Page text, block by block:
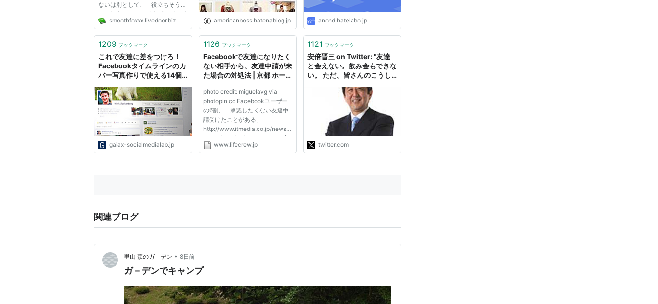
ないは別として、「役立ちそうな
らご紹介する」のが当ブログのポ
リシーでございます。 アマゾン
は、たった90秒で、クライアン
が経...
smoothfoxxx.livedoor.biz americanboss.hatenablog.jp anond.hatelabo.jp
1209 ブックマーク
これで友達に差をつけろ！
Facebookタイムラインのカ
バー写真作りで使える14個
株式会社ガイアックス
gaiax-socialmedialab.jp
1126 ブックマーク
Facebookで友達になりたく
ない相手から、友達申請が来
た場合の対処法 | 京都 ホーム
イフクルー
photo credit: miguelavg via
photopin cc Facebookユーザー
の6割、「承認したくない友達申
請受けたことがある」
http://www.itmedia.co.jp/news/a
rticles/1211/28/news097.html [IT
メディアニュース] Facebookを
www.lifecrew.jp
1121 ブックマーク
安倍晋三 on Twitter: "友達
と会えない。飲み会もできな
い。 ただ、皆さんのこうし
確実に救われています。そし
て、今この瞬間も、過酷を極
める現場で奮闘して下さって
いる、医療従事者の皆さんの
負担の軽減につながります。
お一人お一人のご協…
https://t.co/wMlHLK3l3N"
twitter.com
関連ブログ
里山 森のガ－デン • 8日前
ガ－デンでキャンプ